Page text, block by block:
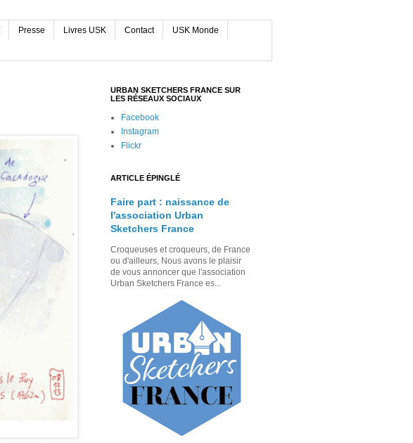
Presse Livres USK Contact USK Monde
URBAN SKETCHERS FRANCE SUR
LES RÉSEAUX SOCIAUX
Facebook
Instagram
Flickr
ARTICLE ÉPINGLÉ
Faire part : naissance de
l'association Urban
Sketchers France
Croqueuses et croqueurs, de France
ou d'ailleurs, Nous avons le plaisir
de vous annoncer que l'association
Urban Sketchers France es...